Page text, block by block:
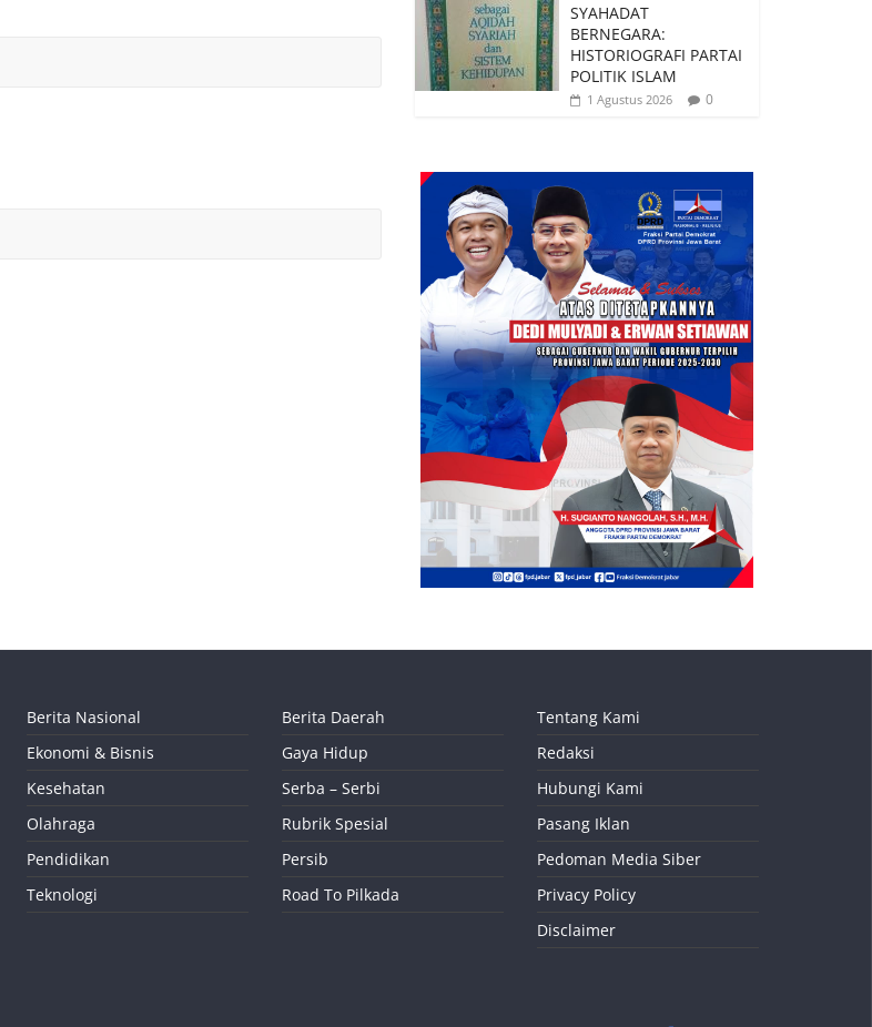
SYAHADAT
BERNEGARA:
HISTORIOGRAFI PARTAI
POLITIK ISLAM
1 Agustus 2026 0
Berita Nasional
Ekonomi & Bisnis
Kesehatan
Olahraga
Pendidikan
Teknologi
Berita Daerah
Gaya Hidup
Serba – Serbi
Rubrik Spesial
Persib
Road To Pilkada
Tentang Kami
Redaksi
Hubungi Kami
Pasang Iklan
Pedoman Media Siber
Privacy Policy
Disclaimer